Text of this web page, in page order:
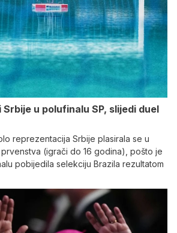
u polufinalu SP, slijedi duel
reprezentacija Srbije plasirala se u
(igrači do 16 godina), pošto je
pobijedila selekciju Brazila rezultatom